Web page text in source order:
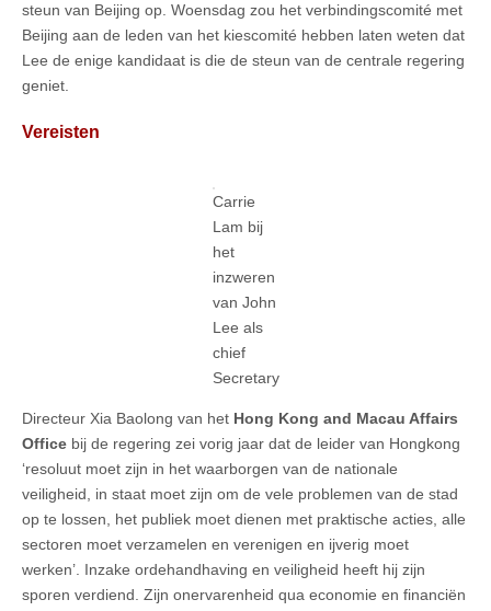
steun van Beijing op. Woensdag zou het verbindingscomité met
Beijing aan de leden van het kiescomité hebben laten weten dat
Lee de enige kandidaat is die de steun van de centrale regering
geniet.
Vereisten
Carrie
Lam bij
het
inzweren
van John
Lee als
chief
Secretary
Directeur Xia Baolong van het Hong Kong and Macau Affairs
Office bij de regering zei vorig jaar dat de leider van Hongkong
‘resoluut moet zijn in het waarborgen van de nationale
veiligheid, in staat moet zijn om de vele problemen van de stad
op te lossen, het publiek moet dienen met praktische acties, alle
sectoren moet verzamelen en verenigen en ijverig moet
werken’. Inzake ordehandhaving en veiligheid heeft hij zijn
sporen verdiend. Zijn onervarenheid qua economie en financiën